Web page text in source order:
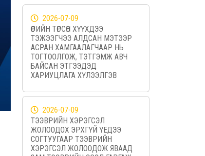
2026-07-09
ӨӨРИЙН ТӨРСӨН ХҮҮХДЭЭ
ТЭЖЭЭГЧЭЭ АЛДСАН МЭТЭЭР
АСРАН ХАМГААЛАГЧААР НЬ
ТОГТООЛГОЖ, ТЭТГЭМЖ АВЧ
БАЙСАН ЭТГЭЭДЭД
ХАРИУЦЛАГА ХҮЛЭЭЛГЭВ
2026-07-09
ТЭЭВРИЙН ХЭРЭГСЭЛ
ЖОЛООДОХ ЭРХГҮЙ ҮЕДЭЭ
СОГТУУГААР ТЭЭВРИЙН
ХЭРЭГСЭЛ ЖОЛООДОЖ ЯВААД